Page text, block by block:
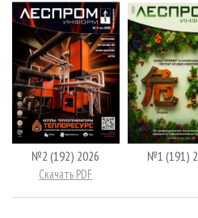
№2 (192) 2026
Скачать PDF
№1 (191)